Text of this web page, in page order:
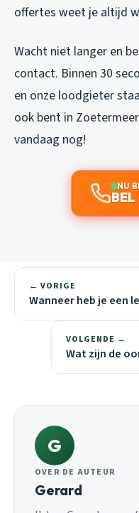
offertes weet je altijd
Wacht niet langer en
contact. Binnen 30
en onze loodgieter
ook bent in
vandaag nog!
NU
← VORIGE
Wanneer heb je een
VOLGENDE →
Wat zijn de
G
OVER DE AUTEUR
Gerard